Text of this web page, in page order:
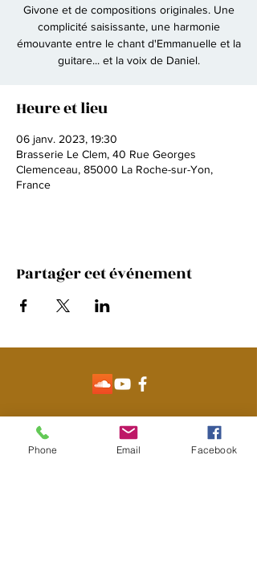
Givone et de compositions originales. Une
complicité saisissante, une harmonie
émouvante entre le chant d'Emmanuelle et la
guitare... et la voix de Daniel.
Heure et lieu
06 janv. 2023, 19:30
Brasserie Le Clem, 40 Rue Georges
Clemenceau, 85000 La Roche-sur-Yon,
France
Partager cet événement
Contact
Phone Email Facebook